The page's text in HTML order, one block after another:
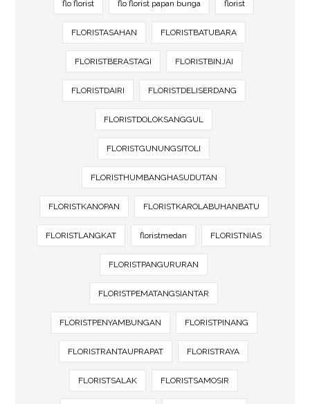
flo florist flo florist papan bunga florist
FLORISTASAHAN FLORISTBATUBARA
FLORISTBERASTAGI FLORISTBINJAI
FLORISTDAIRI FLORISTDELISERDANG
FLORISTDOLOKSANGGUL
FLORISTGUNUNGSITOLI
FLORISTHUMBANGHASUDUTAN
FLORISTKANOPAN FLORISTKAROLABUHANBATU
FLORISTLANGKAT floristmedan FLORISTNIAS
FLORISTPANGURURAN
FLORISTPEMATANGSIANTAR
FLORISTPENYAMBUNGAN FLORISTPINANG
FLORISTRANTAUPRAPAT FLORISTRAYA
FLORISTSALAK FLORISTSAMOSIR